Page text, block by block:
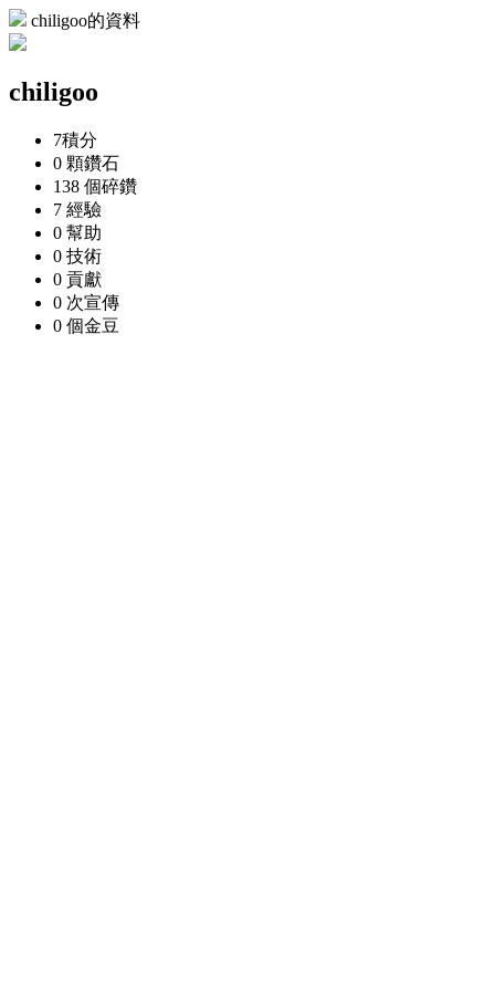
chiligoo的資料
chiligoo
7積分
0 顆鑽石
138 個碎鑽
7 經驗
0 幫助
0 技術
0 貢獻
0 次宣傳
0 個金豆